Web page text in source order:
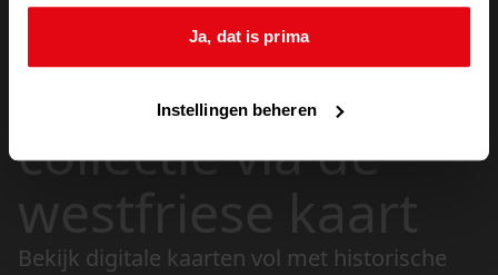
Ja, dat is prima
Instellingen beheren
doorzoek de
collectie via de
westfriese kaart
Bekijk digitale kaarten vol met historische